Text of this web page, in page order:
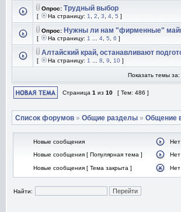
Опрос: Трудный выбор
[ На страницу: 1 2 3 4 5 ]
Опрос: Нужны ли нам "фирменные"
[ На страницу: 1 4 5 6 ]
Алтайский край, останавливают
[ На страницу: 1 8 9 10 ]
Показать темы за:
Страница 1 из 10 [ Тем: 486 ]
Список форумов » Общие разделы » Общение
Новые сообщения
Новые сообщения [ Популярная тема ]
Новые сообщения [ Тема закрыта ]
Найти: